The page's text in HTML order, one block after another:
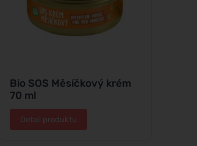
Bio SOS Měsíčkový krém
70 ml
Detail produktu